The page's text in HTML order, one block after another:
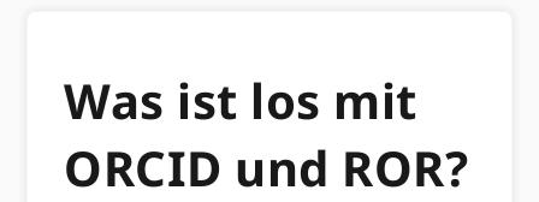
Was ist los mit
ORCID und ROR?